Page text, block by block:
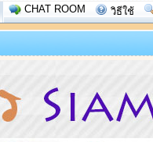
CHAT ROOM วิธีใช้